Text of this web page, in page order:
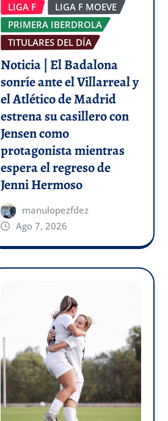
LIGA F
LIGA F MOEVE
PRIMERA IBERDROLA
TITULARES DEL DÍA
Noticia | El Badalona
sonríe ante el Villarreal y
el Atlético de Madrid
estrena su casillero con
Jensen como
protagonista mientras
espera el regreso de
Jenni Hermoso
manulopezfdez
Ago 7, 2026